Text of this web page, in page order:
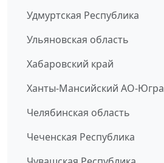
Удмуртская Республика
Ульяновская область
Хабаровский край
Ханты-Мансийский АО-Югра
Челябинская область
Чеченская Республика